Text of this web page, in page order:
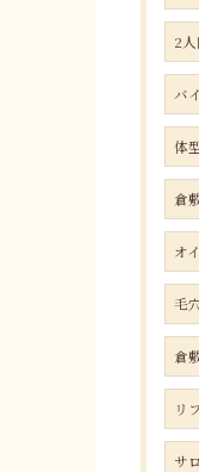
2
バ
体
倉
オ
毛
倉
リ
サ